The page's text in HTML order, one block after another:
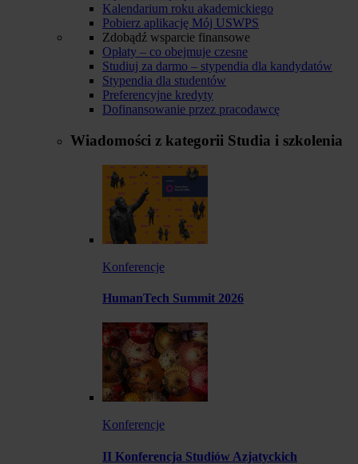
Kalendarium roku akademickiego
Pobierz aplikację Mój USWPS
Zdobądź wsparcie finansowe
Opłaty – co obejmuje czesne
Studiuj za darmo – stypendia dla kandydatów
Stypendia dla studentów
Preferencyjne kredyty
Dofinansowanie przez pracodawcę
Wiadomości z kategorii Studia i szkolenia
Konferencje
HumanTech Summit 2026
Konferencje
II Konferencja Studiów Azjatyckich